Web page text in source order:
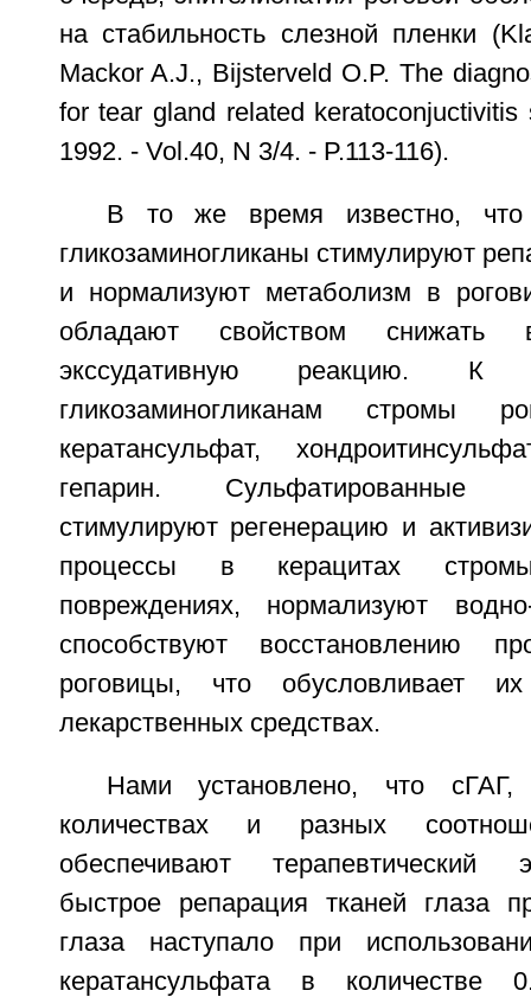
на стабильность слезной пленки
Mackor A.J., Bijsterveld O.P. The
for tear gland related
1992. - Vol.40, N 3/4. - P.113-116).
В то же время известно, что
гликозаминогликаны стимулируют
и нормализуют метаболизм в
обладают свойством снижать
экссудативную реакцию. К
гликозаминогликанам стромы
кератансульфат,
гепарин. Сульфатированные
стимулируют регенерацию и
процессы в керацитах
повреждениях, нормализуют
способствуют восстановлению
роговицы, что обусловливает
лекарственных средствах.
Нами установлено, что
количествах и разных
обеспечивают
быстрое репарация тканей глаза
глаза наступало при
кератансульфата в количестве